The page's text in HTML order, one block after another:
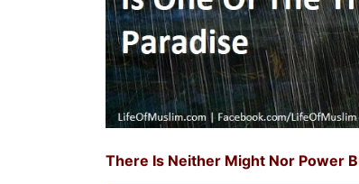
There Is Neither Might Nor Power